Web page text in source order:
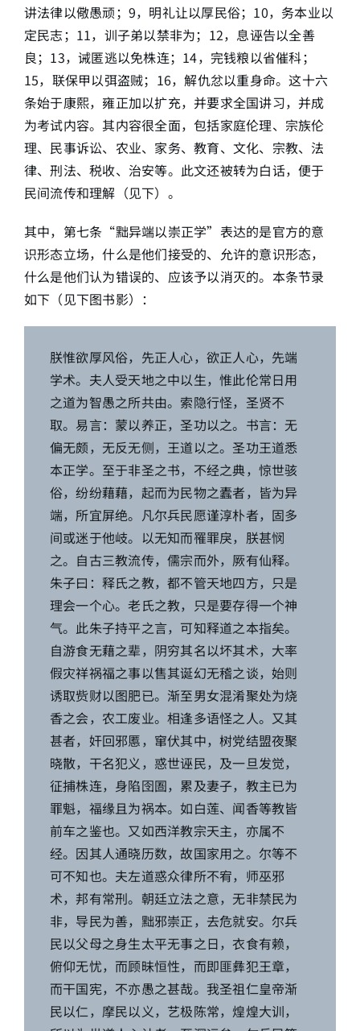
讲法律以儆愚顽；9，明礼让以厚民俗；10，务本业以
定民志；11，训子弟以禁非为；12，息诬告以全善
良；13，诫匿逃以免株连；14，完钱粮以省催科；
15，联保甲以弭盗贼；16，解仇忿以重身命。这十六
条始于康熙，雍正加以扩充，并要求全国讲习，并成
为考试内容。其内容很全面，包括家庭伦理、宗族伦
理、民事诉讼、农业、家务、教育、文化、宗教、法
律、刑法、税收、治安等。此文还被转为白话，便于
民间流传和理解（见下）。
其中，第七条“黜异端以崇正学”表达的是官方的意
识形态立场，什么是他们接受的、允许的意识形态，
什么是他们认为错误的、应该予以消灭的。本条节录
如下（见下图书影）：
朕惟欲厚风俗，先正人心，欲正人心，先端
学术。夫人受天地之中以生，惟此伦常日用
之道为智愚之所共由。索隐行怪，圣贤不
取。易言：蒙以养正，圣功以之。书言：无
偏无颇，无反无侧，王道以之。圣功王道悉
本正学。至于非圣之书，不经之典，惊世骇
俗，纷纷藉藉，起而为民物之蠹者，皆为异
端，所宜屏绝。凡尔兵民愿谨淳朴者，固多
间或迷于他岐。以无知而罹罪戾，朕甚悯
之。自古三教流传，儒宗而外，厥有仙释。
朱子曰：释氏之教，都不管天地四方，只是
理会一个心。老氏之教，只是要存得一个神
气。此朱子持平之言，可知释道之本指矣。
自游食无藉之辈，阴穷其名以坏其术，大率
假灾祥祸福之事以售其诞幻无稽之谈，始则
诱取赀财以图肥已。渐至男女混淆聚处为烧
香之会，农工废业。相逢多语怪之人。又其
甚者，奸回邪慝，窜伏其中，树党结盟夜聚
晓散，干名犯义，惑世诬民，及一旦发觉，
征捕株连，身陷囹圄，累及妻子，教主已为
罪魁，福缘且为祸本。如白莲、闻香等教皆
前车之鉴也。又如西洋教宗天主，亦属不
经。因其人通晓历数，故国家用之。尔等不
可不知也。夫左道惑众律所不宥，师巫邪
术，邦有常刑。朝廷立法之意，无非禁民为
非，导民为善，黜邪崇正，去危就安。尔兵
民以父母之身生太平无事之日，衣食有赖，
俯仰无忧，而顾昧恒性，而即匪彝犯王章，
而干国宪，不亦愚之甚哉。我圣祖仁皇帝渐
民以仁，摩民以义，艺极陈常，煌煌大训，